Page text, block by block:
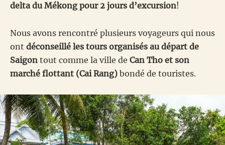
delta du Mékong pour 2 jours d’excursion!
Nous avons rencontré plusieurs voyageurs qui nous
ont déconseillé les tours organisés au départ de
Saigon tout comme la ville de Can Tho et son
marché flottant (Cai Rang) bondé de touristes.